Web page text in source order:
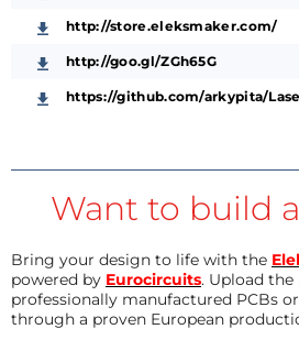
http://store.eleksmaker.com/
http://goo.gl/ZGh65G
https://github.com/arkypita/
Want to build
Bring your design to life with the
powered by Eurocircuits. Upload
professionally manufactured PCBs
through a proven European